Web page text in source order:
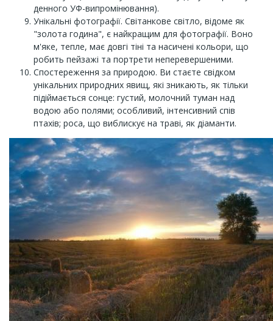
денного УФ-випромінювання).
Унікальні фотографії. Світанкове світло, відоме як
"золота година", є найкращим для фотографії. Воно
м'яке, тепле, має довгі тіні та насичені кольори, що
робить пейзажі та портрети неперевершеними.
Спостереження за природою. Ви стаєте свідком
унікальних природних явищ, які зникають, як тільки
підіймається сонце: густий, молочний туман над
водою або полями; особливий, інтенсивний спів
птахів; роса, що виблискує на траві, як діаманти.